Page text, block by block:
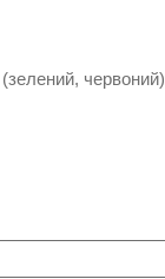
червоний)